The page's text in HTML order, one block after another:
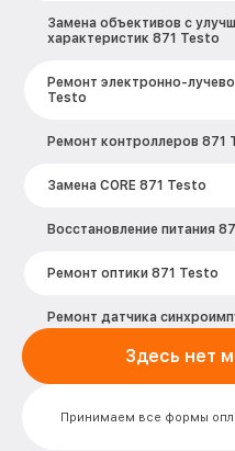
Замена объективов с
характеристик 871 Testo
Ремонт электронно-
Testo
Ремонт контроллеров 871
Замена CORE 871 Testo
Восстановление питания
Ремонт оптики 871 Testo
Ремонт датчика
Testo
Ремонт встроенного
Принимаем все формы
Здесь нет